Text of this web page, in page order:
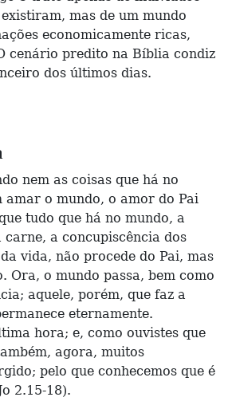
mas de um mundo
economicamente ricas,
cenário predito na Bíblia condiz
dos últimos dias.
nem as coisas que há no
amar o mundo, o amor do Pai
tudo que há no mundo, a
carne, a concupiscência dos
vida, não procede do Pai, mas
Ora, o mundo passa, bem como
aquele, porém, que faz a
eternamente.
hora; e, como ouvistes que
agora, muitos
pelo que conhecemos que é
2.15-18).